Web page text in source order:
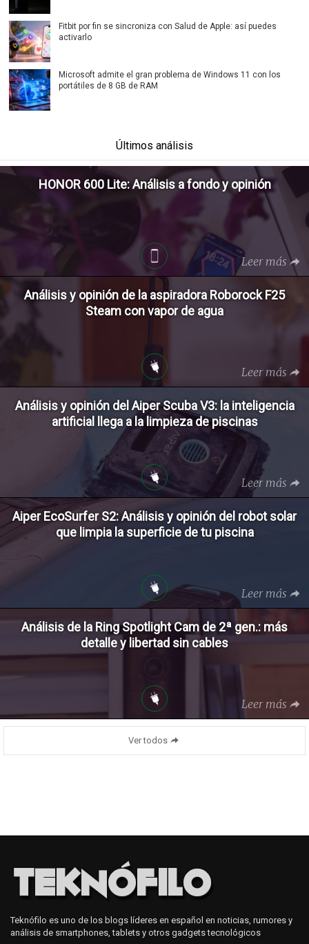
Fitbit por fin se sincroniza con Salud de Apple: así puedes
activarlo
Microsoft admite el gran problema de Windows 11 con los
portátiles de 8 GB de RAM
Últimos análisis
HONOR 600 Lite: Análisis a fondo y opinión
Leer más
Análisis y opinión de la aspiradora Roborock F25
Steam con vapor de agua
Leer más
Análisis y opinión del Aiper Scuba V3: la inteligencia
artificial llega a la limpieza de piscinas
Leer más
Aiper EcoSurfer S2: Análisis y opinión del robot solar
que limpia la superficie de tu piscina
Leer más
Análisis de la Ring Spotlight Cam de 2ª gen.: más
detalle y libertad sin cables
Leer más
Ver todos
Teknófilo es uno de los blogs líderes en español en noticias, rumores y
análisis de smartphones, tablets y otros gadgets tecnológicos